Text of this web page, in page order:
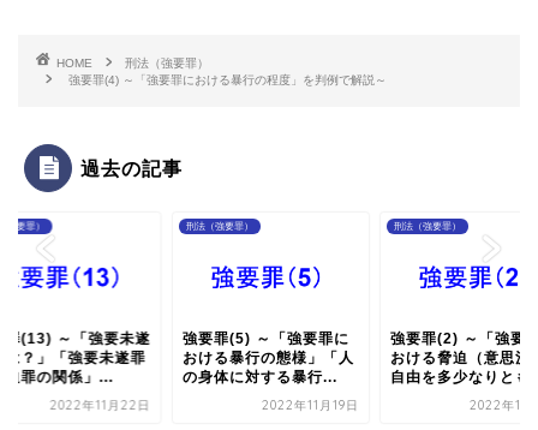
HOME
刑法（強要罪）
強要罪(4) ～「強要罪における暴行の程度」を判例で解説～
過去の記事
強要罪）
罪(13) ～「強要未遂
は？」「強要未遂罪
迫罪の関係」...
2022年11月22日
刑法（強要罪）
強要罪(5) ～「強要罪に
おける暴行の態様」「人
の身体に対する暴行...
2022年11月19日
刑法（強要罪）
強要罪(2) ～「強要
おける脅迫（意思決
自由を多少なりとも
2022年11